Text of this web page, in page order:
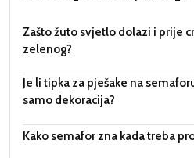
Zašto žuto svjetlo dolazi i prije
zelenog?
Je li tipka za pješake na
samo dekoracija?
Kako semafor zna kada treba